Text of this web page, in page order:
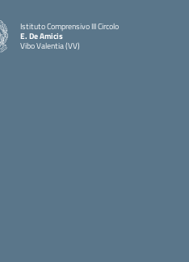
Istituto Comprensivo III Circolo
E. De Amicis
Vibo Valentia (VV)